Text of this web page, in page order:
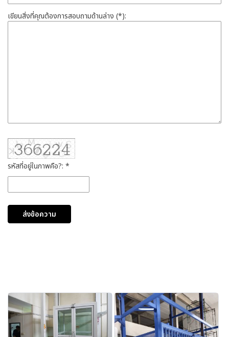
เขียนสิ่งที่คุณต้องการสอบถามด้านล่าง (*):
รหัสที่อยู่ในภาพคือ?: *
ส่งข้อความ